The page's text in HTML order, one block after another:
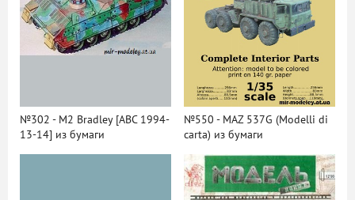
№302 - M2 Bradley [ABC 1994-
13-14] из бумаги
№550 - MAZ 537G (Modelli di
carta) из бумаги